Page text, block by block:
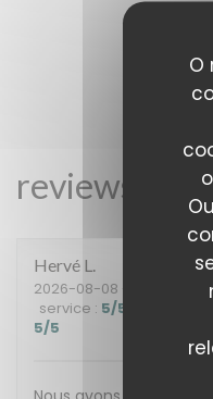
O
Hervé L
2026-08-08 - 19:45 -
service : 5/5
5/5